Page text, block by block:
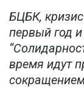
БЦБК,
первый год
время идут